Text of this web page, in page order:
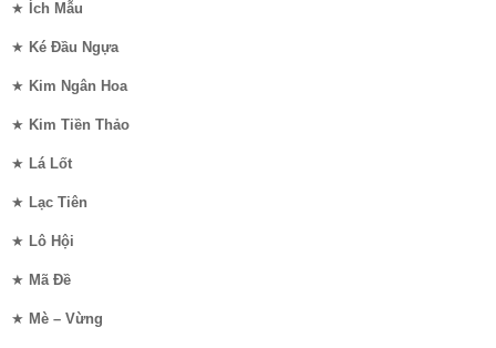
★ Ích Mẫu
★ Ké Đầu Ngựa
★ Kim Ngân Hoa
★ Kim Tiền Thảo
★ Lá Lốt
★ Lạc Tiên
★ Lô Hội
★ Mã Đề
★ Mè – Vừng